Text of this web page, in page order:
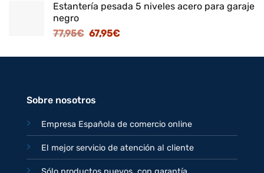
original
82,95€.
actual
Estantería pesada 5 niveles acero para garaje
negro
77,95€ El
original
67,95€El
actual
Sobre nosotros
Empresa Española de comercio online
El mejor servicio de atención al cliente